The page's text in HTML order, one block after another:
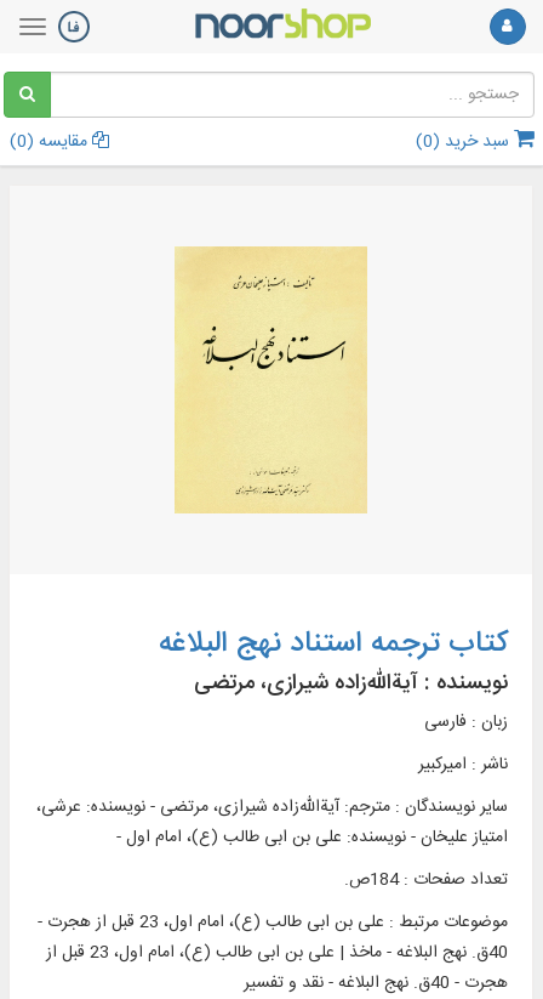
سبد خرید (0
) مقایسه (0
)
کتاب ترجمه استناد نهج البلاغه
نویسنده : آیةالله‌زاده شیرازی، مرتضی
زبان : فارسی
ناشر : اميرکبير
سایر نویسندگان : مترجم: آیةالله‌زاده شیرازی، مرتضی - نویسنده: عرشی،
امتیاز علیخان - نویسنده: علی بن ابی طالب (ع)، امام اول -
تعداد صفحات : 184ص.
موضوعات مرتبط :
علی بن ابی طالب (ع)، امام اول، 23 قبل از هجرت -
40ق. نهج البلاغه - ماخذ | علی بن ابی طالب (ع)، امام اول، 23 قبل از
هجرت - 40ق. نهج البلاغه - نقد و تفسیر